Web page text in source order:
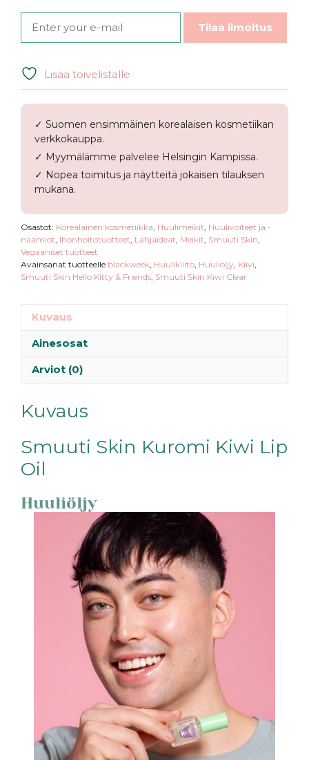
Tilaa ilmoitus
Lisää toivelistalle
✓ Suomen ensimmäinen korealaisen kosmetiikan
verkkokauppa.
✓ Myymälämme palvelee Helsingin Kampissa.
✓ Nopea toimitus ja näytteitä jokaisen tilauksen
mukana.
Osastot: Korealainen kosmetiikka Huulimeikit Huulivoiteet ja -
naamiot Ihonhoitotuotteet Lahjaideat Meikit Smuuti Skin
Vegaaniset tuotteet
Avainsanat tuotteelle blackweek Huulikiilto Huuliöljy Kiivi
Smuuti Skin Hello Kitty & Friends Smuuti Skin Kiwi Clear
Kuvaus
Ainesosat
Arviot (0)
Kuvaus
Smuuti Skin Kuromi Kiwi Lip
Oil
Huuliöljy